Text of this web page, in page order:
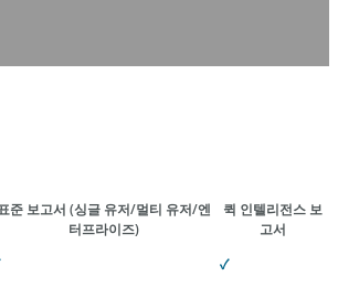
준 보고서 (싱글 유저/멀티 유저/엔
터프라이즈)
퀵 인텔리전스 보
고서
✓